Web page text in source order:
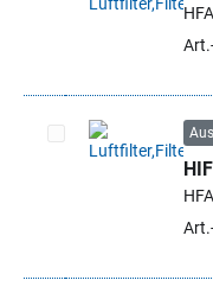
Artikel auswählen
Artikel auswählen